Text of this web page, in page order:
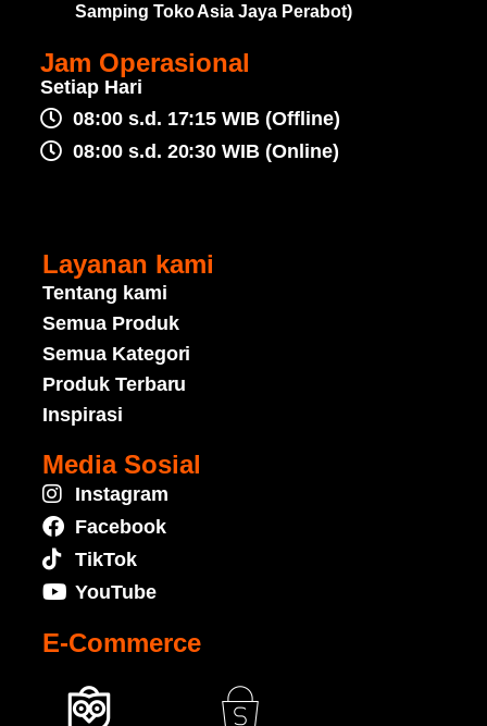
Samping Toko Asia Jaya Perabot)
Jam Operasional
Setiap Hari
08:00 s.d. 17:15 WIB (Offline)
08:00 s.d. 20:30 WIB (Online)
Layanan kami
Tentang kami
Semua Produk
Semua Kategori
Produk Terbaru
Inspirasi
Media Sosial
Instagram
Facebook
TikTok
YouTube
E-Commerce